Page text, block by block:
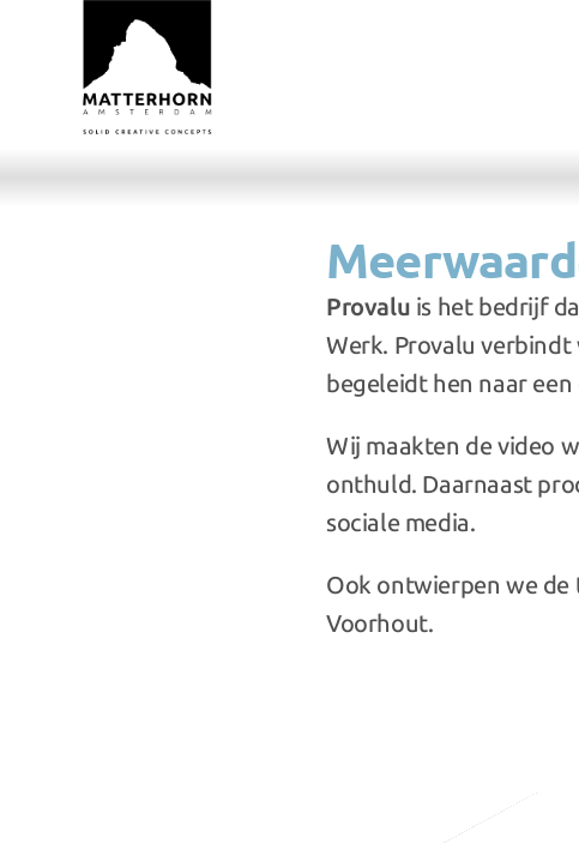
Provalu is het bedrijf
Werk. Provalu
begeleidt hen naar
Wij maakten de video
onthuld. Daarnaast
sociale media.
Ook ontwierpen we de
Voorhout.